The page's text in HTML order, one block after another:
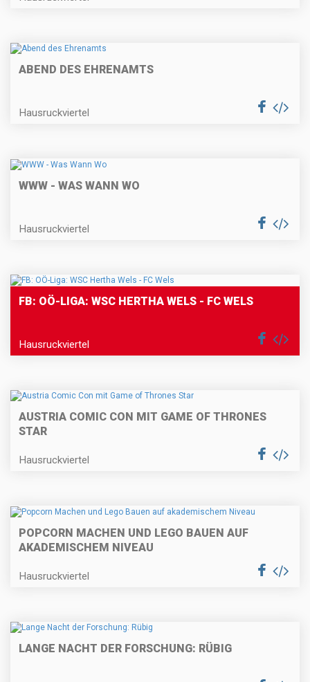
ABEND DES EHRENAMTS
Hausruckviertel
WWW - WAS WANN WO
Hausruckviertel
FB: OÖ-LIGA: WSC HERTHA WELS - FC WELS
Hausruckviertel
AUSTRIA COMIC CON MIT GAME OF THRONES
STAR
Hausruckviertel
POPCORN MACHEN UND LEGO BAUEN AUF
AKADEMISCHEM NIVEAU
Hausruckviertel
LANGE NACHT DER FORSCHUNG: RÜBIG